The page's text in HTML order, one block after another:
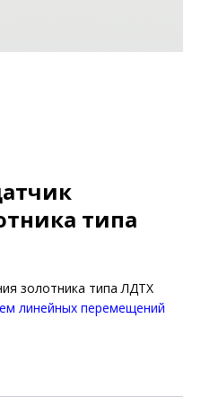
типа
золотника типа ЛДТХ
линейных перемещений